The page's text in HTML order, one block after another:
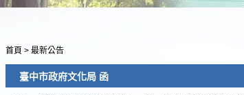
首頁 > 最新公告
臺中市政府文化局 函